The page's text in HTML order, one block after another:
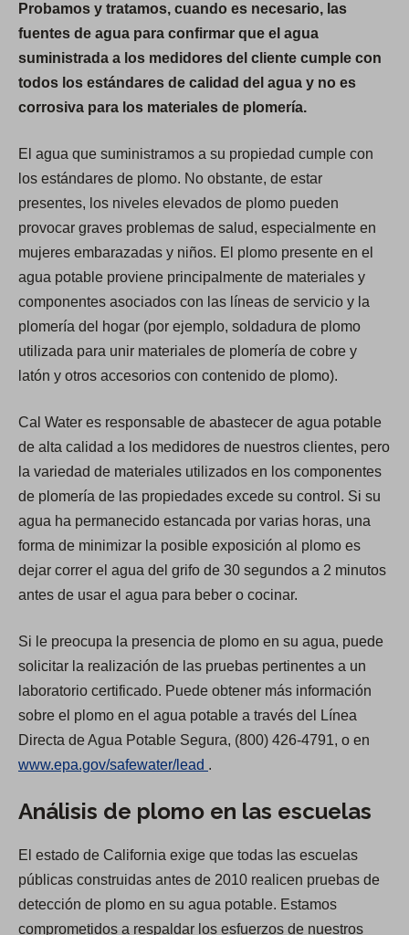
Probamos y tratamos, cuando es necesario, las
fuentes de agua para confirmar que el agua
suministrada a los medidores del cliente cumple con
todos los estándares de calidad del agua y no es
corrosiva para los materiales de plomería.
El agua que suministramos a su propiedad cumple con
los estándares de plomo. No obstante, de estar
presentes, los niveles elevados de plomo pueden
provocar graves problemas de salud, especialmente en
mujeres embarazadas y niños. El plomo presente en el
agua potable proviene principalmente de materiales y
componentes asociados con las líneas de servicio y la
plomería del hogar (por ejemplo, soldadura de plomo
utilizada para unir materiales de plomería de cobre y
latón y otros accesorios con contenido de plomo).
Cal Water es responsable de abastecer de agua potable
de alta calidad a los medidores de nuestros clientes, pero
la variedad de materiales utilizados en los componentes
de plomería de las propiedades excede su control. Si su
agua ha permanecido estancada por varias horas, una
forma de minimizar la posible exposición al plomo es
dejar correr el agua del grifo de 30 segundos a 2 minutos
antes de usar el agua para beber o cocinar.
Si le preocupa la presencia de plomo en su agua, puede
solicitar la realización de las pruebas pertinentes a un
laboratorio certificado. Puede obtener más información
sobre el plomo en el agua potable a través del Línea
Directa de Agua Potable Segura, (800) 426-4791, o en
www.epa.gov/safewater/lead
p
n
s
i
.
Análisis de plomo en las escuelas
El estado de California exige que todas las escuelas
públicas construidas antes de 2010 realicen pruebas de
detección de plomo en su agua potable. Estamos
comprometidos a respaldar los esfuerzos de nuestros